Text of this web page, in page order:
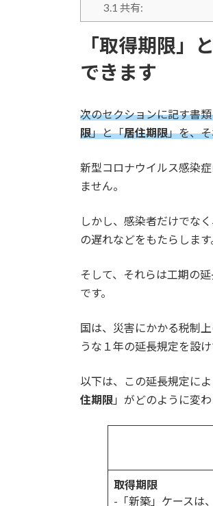
3.1 共有:
「取得期限」
できます
次のセクションに記す書
限」と「居住期限」を、
新型コロナウイルス感染
ません。
しかし、感染者だけでな
の遅れなどをもたらします
そして、それらは工期の
です。
国は、災害にかかる税制
うな１年の延長規定を設け
以下は、この延長規定に
住期限 」がどのように変
取得期限
-「新築」ケースは